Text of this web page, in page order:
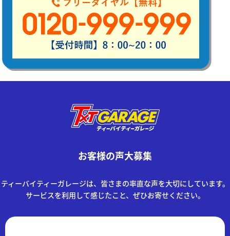
お客様の声大募集
ティーバイティーガレージは、皆さまの率直な声を大切にしています。
サービスを利用して感じたこと、ぜひお寄せください。